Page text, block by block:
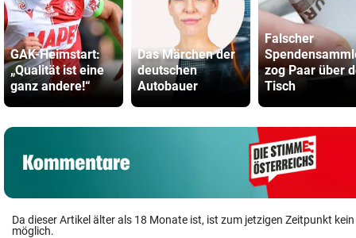
GAK-Heimstart:
„Qualität ist eine
ganz andere!“
Das Märchen der
deutschen
Autobauer
Falscher
zog Paar über
Tisch
Da dieser Artikel älter als 18 Monate ist, ist zum jetzigen Zeitpunkt
möglich.